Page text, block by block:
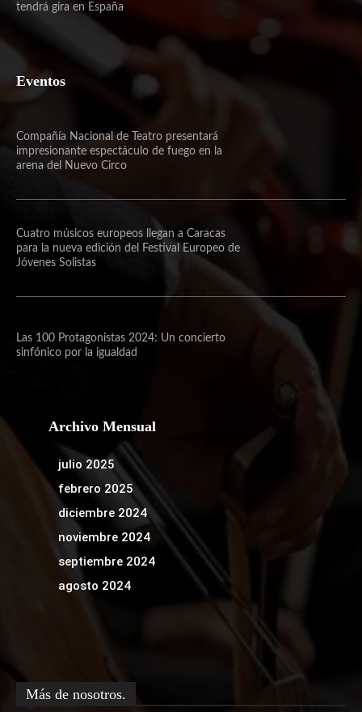
tendrá gira en España
Eventos
Compañía Nacional de Teatro presentará
impresionante espectáculo de fuego en la
arena del Nuevo Circo
Cuatro músicos europeos llegan a Caracas
para la nueva edición del Festival Europeo de
Jóvenes Solistas
Las 100 Protagonistas 2024: Un concierto
sinfónico por la igualdad
Archivo Mensual
julio 2025
febrero 2025
diciembre 2024
noviembre 2024
septiembre 2024
agosto 2024
Más de nosotros.